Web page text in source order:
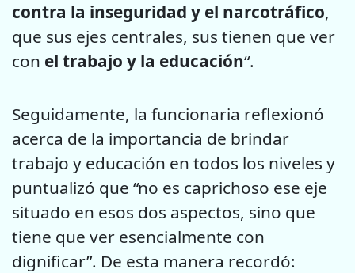
contra la inseguridad y el narcotráfico,
que sus ejes centrales, sus tienen que ver
con el trabajo y la educación“.
Seguidamente, la funcionaria reflexionó
acerca de la importancia de brindar
trabajo y educación en todos los niveles y
puntualizó que “no es caprichoso ese eje
situado en esos dos aspectos, sino que
tiene que ver esencialmente con
dignificar”. De esta manera recordó: